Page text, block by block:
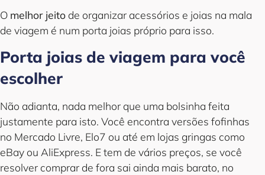
O melhor jeito de organizar acessórios e joias na mala
de viagem é num porta joias próprio para isso.
Porta joias de viagem para você
escolher
Não adianta, nada melhor que uma bolsinha feita
justamente para isto. Você encontra versões fofinhas
no Mercado Livre, Elo7 ou até em lojas gringas como
eBay ou AliExpress. E tem de vários preços, se você
resolver comprar de fora sai ainda mais barato, no